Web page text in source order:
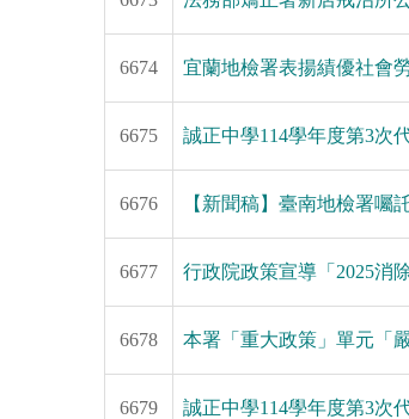
6674 宜蘭地檢署表揚績優社會
6675 誠正中學114學年度第3次
6676 【新聞稿】臺南地檢署囑
6677 行政院政策宣導「2025消
6678 本署「重大政策」單元「
6679 誠正中學114學年度第3次